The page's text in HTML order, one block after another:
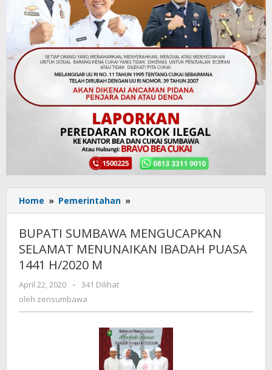
Home » Pemerintahan »
SUMBAWA
SELAMAT
MENUNAIKAN
M
BUPATI SUMBAWA MENGUCAPKAN
SELAMAT MENUNAIKAN IBADAH PUASA
1441 H/2020 M
April 22, 2020
oleh
zensumbawa
-
341 Dilihat
oleh zensumbawa